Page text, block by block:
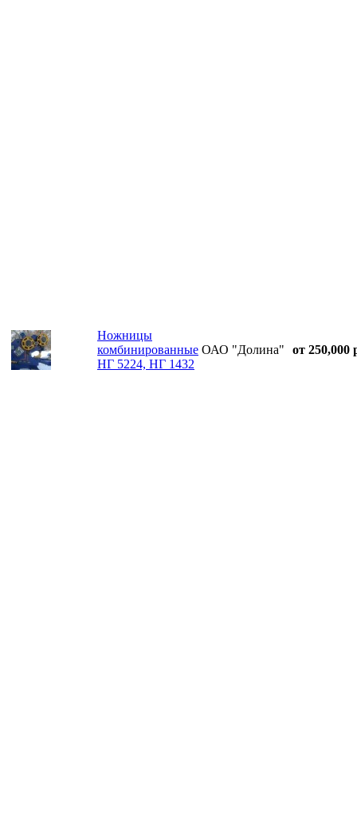
Ножницы
комбинированные
НГ 5224, НГ 1432
ОАО "Долина" от 250,000